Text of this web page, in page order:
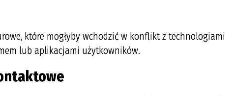
które mogłyby wchodzić w konflikt z technologiami
lub aplikacjami użytkowników.